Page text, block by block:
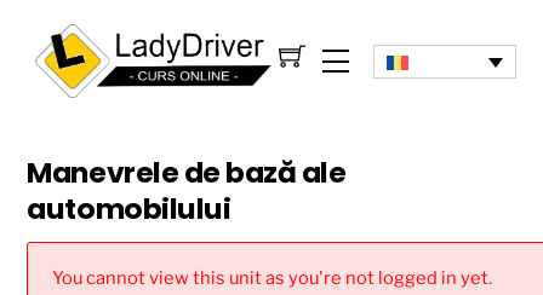
Manevrele de bază ale
automobilului
You cannot view this unit as you're not logged in yet.